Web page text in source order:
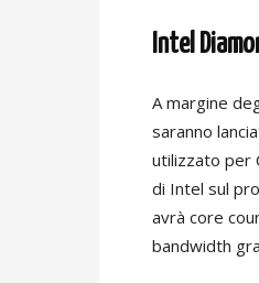
Intel
A margine
saranno
utilizzato per
di Intel sul
avrà core
bandwidth